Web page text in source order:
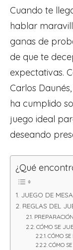
Cuando te
hablar
ganas de
de que te
expectativas.
Carlos
ha cumplido
juego ideal
deseando
¿Qué
JUEGO DE
REGLAS DEL
PREPARACIÓN
CÓMO SE
CÓMO SE
CÓMO